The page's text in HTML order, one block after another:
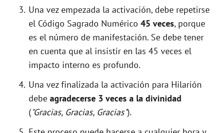
Una vez empezada la activación, debe repetirse
el Código Sagrado Numérico 45 veces, porque
es el número de manifestación. Se debe tener
en cuenta que al insistir en las 45 veces el
impacto interno es profundo.
Una vez finalizada la activación para Hilarión
debe agradecerse 3 veces a la divinidad
("Gracias, Gracias, Gracias").